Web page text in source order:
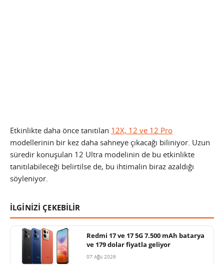
Etkinlikte daha önce tanıtılan 12X, 12 ve 12 Pro
modellerinin bir kez daha sahneye çıkacağı biliniyor. Uzun
süredir konuşulan 12 Ultra modelinin de bu etkinlikte
tanıtılabileceği belirtilse de, bu ihtimalin biraz azaldığı
söyleniyor.
İLGİNİZİ ÇEKEBİLİR
Redmi 17 ve 17 5G 7.500 mAh batarya
ve 179 dolar fiyatla geliyor
07 Ağu 2026